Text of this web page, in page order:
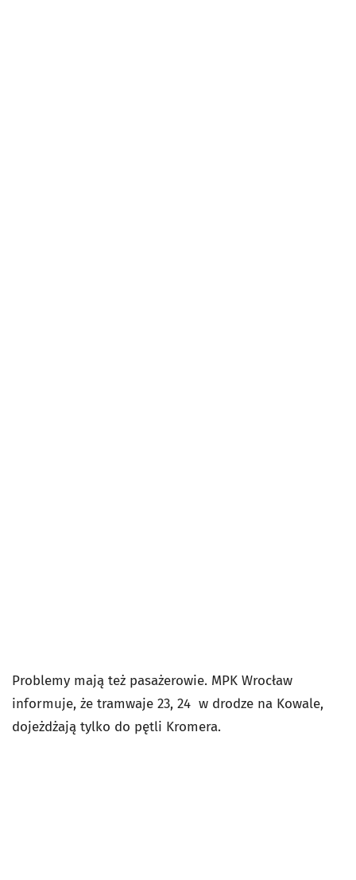
Problemy mają też pasażerowie. MPK Wrocław
informuje, że tramwaje 23, 24 w drodze na Kowale,
dojeżdżają tylko do pętli Kromera.